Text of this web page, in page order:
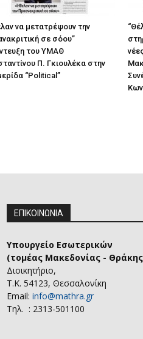
να μετατρέψουν την
σε σόου”
του ΥΜΑΘ
Π. Γκιουλέκα στην
“Political”
ΕΠΙΚΟΙΝΩΝΙΑ
Υπουργείο Εσωτερικών
(τομέας Μακεδονίας -
Διοικητήριο,
Τ.Κ. 54123, Θεσσαλονίκη
Email: info@mathra.gr
Τηλ. : 2313-501100